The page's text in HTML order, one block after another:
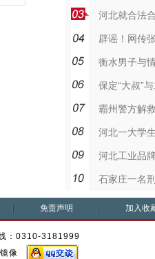
河北就合法
辟谣！网传
衡水男子与
保定“大叔”
霸州警方解
河北一大学
河北工业品
石家庄一名
免责声明 加入收
：0310-3181999
像